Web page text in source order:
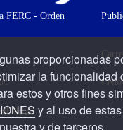
proporcionadas
la
estos y otros fines
y al uso de
FERC - Orden